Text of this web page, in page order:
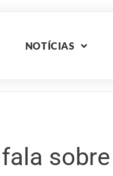
NOTÍCIAS
sobre